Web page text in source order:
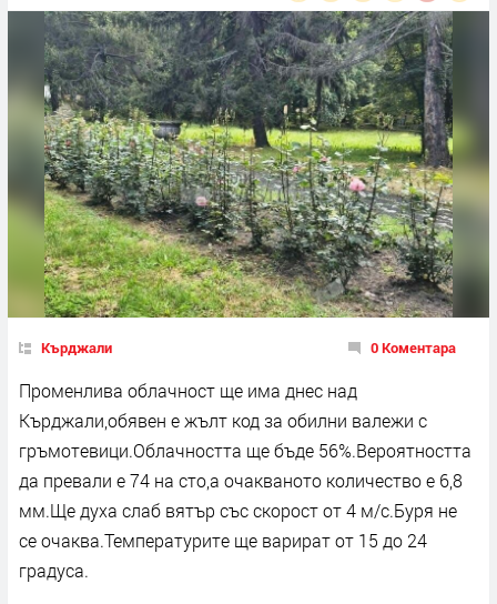
Кърджали 0 Коментара
Променлива облачност ще има днес над
Кърджали,обявен е жълт код за обилни валежи с
гръмотевици.Облачността ще бъде 56%.Вероятността
да превали е 74 на сто,а очакваното количество е 6,8
мм.Ще духа слаб вятър със скорост от 4 м/с.Буря не
се очаква.Температурите ще варират от 15 до 24
градуса.